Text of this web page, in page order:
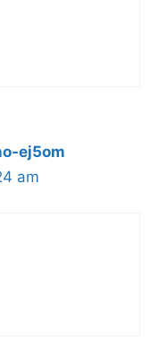
ej5om
am